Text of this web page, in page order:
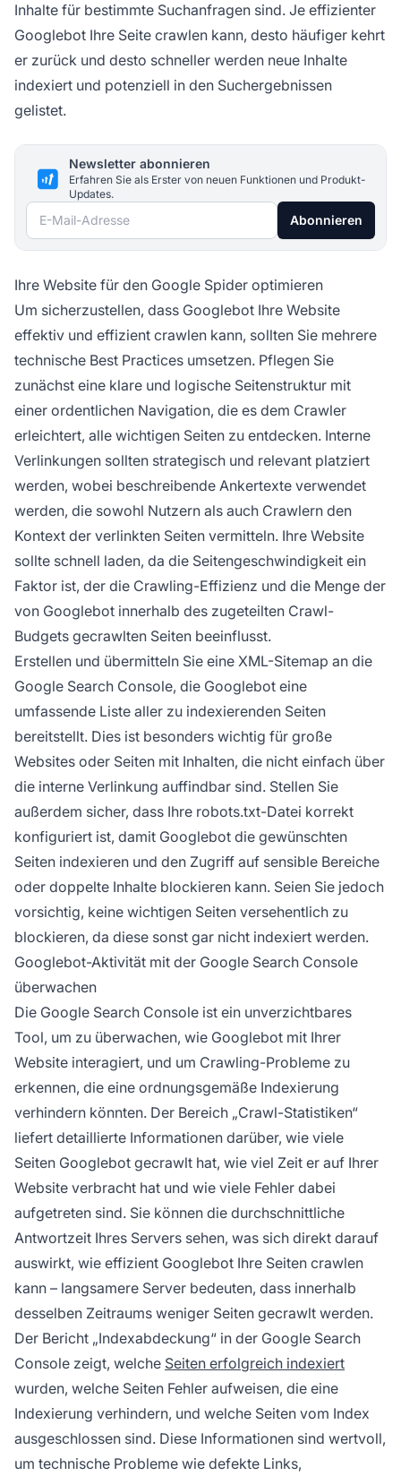
Inhalte für bestimmte Suchanfragen sind. Je effizienter
Googlebot Ihre Seite crawlen kann, desto häufiger kehrt
er zurück und desto schneller werden neue Inhalte
indexiert und potenziell in den Suchergebnissen
gelistet.
Newsletter abonnieren
Erfahren Sie als Erster von neuen Funktionen und Produkt-
Updates.
E-Mail-Adresse Abonnieren
Ihre Website für den Google Spider optimieren
Um sicherzustellen, dass Googlebot Ihre Website
effektiv und effizient crawlen kann, sollten Sie mehrere
technische Best Practices umsetzen. Pflegen Sie
zunächst eine klare und logische Seitenstruktur mit
einer ordentlichen Navigation, die es dem Crawler
erleichtert, alle wichtigen Seiten zu entdecken. Interne
Verlinkungen sollten strategisch und relevant platziert
werden, wobei beschreibende Ankertexte verwendet
werden, die sowohl Nutzern als auch Crawlern den
Kontext der verlinkten Seiten vermitteln. Ihre Website
sollte schnell laden, da die Seitengeschwindigkeit ein
Faktor ist, der die Crawling-Effizienz und die Menge der
von Googlebot innerhalb des zugeteilten Crawl-
Budgets gecrawlten Seiten beeinflusst.
Erstellen und übermitteln Sie eine XML-Sitemap an die
Google Search Console, die Googlebot eine
umfassende Liste aller zu indexierenden Seiten
bereitstellt. Dies ist besonders wichtig für große
Websites oder Seiten mit Inhalten, die nicht einfach über
die interne Verlinkung auffindbar sind. Stellen Sie
außerdem sicher, dass Ihre robots.txt-Datei korrekt
konfiguriert ist, damit Googlebot die gewünschten
Seiten indexieren und den Zugriff auf sensible Bereiche
oder doppelte Inhalte blockieren kann. Seien Sie jedoch
vorsichtig, keine wichtigen Seiten versehentlich zu
blockieren, da diese sonst gar nicht indexiert werden.
Googlebot-Aktivität mit der Google Search Console
überwachen
Die Google Search Console ist ein unverzichtbares
Tool, um zu überwachen, wie Googlebot mit Ihrer
Website interagiert, und um Crawling-Probleme zu
erkennen, die eine ordnungsgemäße Indexierung
verhindern könnten. Der Bereich „Crawl-Statistiken“
liefert detaillierte Informationen darüber, wie viele
Seiten Googlebot gecrawlt hat, wie viel Zeit er auf Ihrer
Website verbracht hat und wie viele Fehler dabei
aufgetreten sind. Sie können die durchschnittliche
Antwortzeit Ihres Servers sehen, was sich direkt darauf
auswirkt, wie effizient Googlebot Ihre Seiten crawlen
kann – langsamere Server bedeuten, dass innerhalb
desselben Zeitraums weniger Seiten gecrawlt werden.
Der Bericht „Indexabdeckung“ in der Google Search
Console zeigt, welche Seiten erfolgreich indexiert
wurden, welche Seiten Fehler aufweisen, die eine
Indexierung verhindern, und welche Seiten vom Index
ausgeschlossen sind. Diese Informationen sind wertvoll,
um technische Probleme wie defekte Links,